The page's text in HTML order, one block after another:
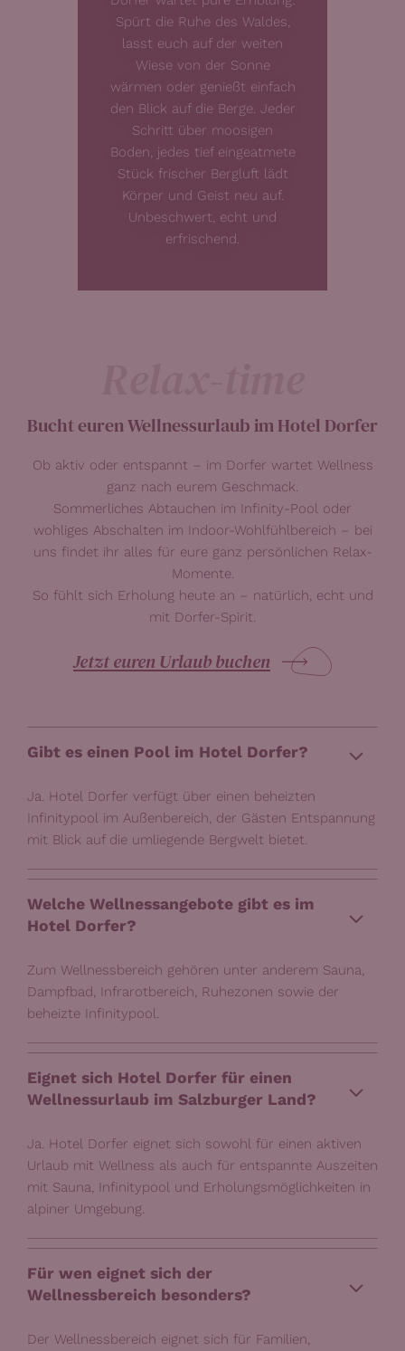
Spürt die Ruhe des Waldes,
lasst euch auf der weiten
Wiese von der Sonne
wärmen oder genießt einfach
den Blick auf die Berge. Jeder
Schritt über moosigen
Boden, jedes tief eingeatmete
Stück frischer Bergluft lädt
Körper und Geist neu auf.
Unbeschwert, echt und
erfrischend.
Bucht euren Wellnessurlaub im Hotel Dorfer
Ob aktiv oder entspannt – im Dorfer wartet Wellness
ganz nach eurem Geschmack.
Sommerliches Abtauchen im Infinity-Pool oder
wohliges Abschalten im Indoor-Wohlfühlbereich – bei
uns findet ihr alles für eure ganz persönlichen Relax-
Momente.
So fühlt sich Erholung heute an – natürlich, echt und
mit Dorfer-Spirit.
Jetzt euren Urlaub buchen
Gibt es einen Pool im Hotel Dorfer?
Ja. Hotel Dorfer verfügt über einen beheizten
Infinitypool im Außenbereich, der Gästen Entspannung
mit Blick auf die umliegende Bergwelt bietet.
Welche Wellnessangebote gibt es im
Hotel Dorfer?
Zum Wellnessbereich gehören unter anderem Sauna,
Dampfbad, Infrarotbereich, Ruhezonen sowie der
beheizte Infinitypool.
Eignet sich Hotel Dorfer für einen
Wellnessurlaub im Salzburger Land?
Ja. Hotel Dorfer eignet sich sowohl für einen aktiven
Urlaub mit Wellness als auch für entspannte Auszeiten
mit Sauna, Infinitypool und Erholungsmöglichkeiten in
alpiner Umgebung.
Für wen eignet sich der
Wellnessbereich besonders?
Der Wellnessbereich eignet sich für Familien,